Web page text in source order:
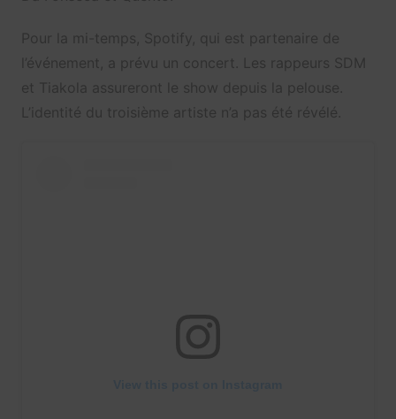
Pour la mi-temps, Spotify, qui est partenaire de
l’événement, a prévu un concert. Les rappeurs SDM
et Tiakola assureront le show depuis la pelouse.
L’identité du troisième artiste n’a pas été révélé.